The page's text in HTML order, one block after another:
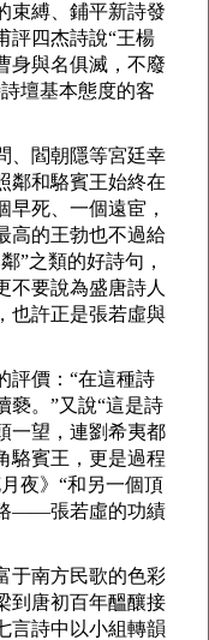
束縛、鋪平新詩發
評四杰詩說“王楊
身與名俱滅，不廢
壇基本態度的客
閻朝隱等宮廷幸
鄰和駱賓王始終在
死、一個遠宦，
高的王勃也不過給
”之類的好詩句，
不要說為盛唐詩人
也許正是張若虛與
價：“在這種詩
褻。”又說“這是詩
一望，連劉希夷都
駱賓王，更是過程
夜》“和另一個頂
——張若虛的功績
南方民歌的色彩
到唐初百年醞釀接
言詩中以小組轉韻